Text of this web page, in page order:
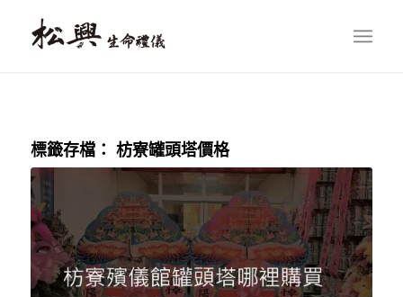
標籤存檔： 枋寮罐頭塔價格